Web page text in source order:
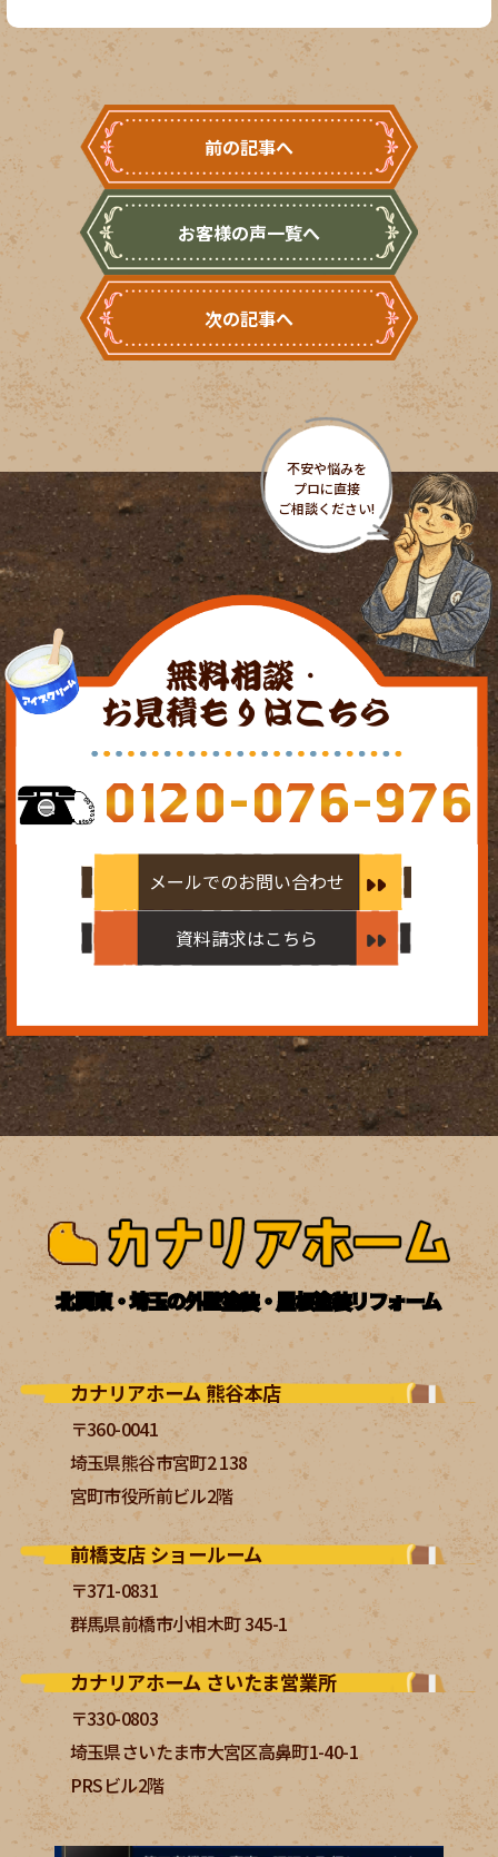
前の記事へ
お客様の声一覧へ
次の記事へ
無料相談・
お見積もりはこちら
0120-076-976
メールでのお問い合わせ
資料請求はこちら
北関東・埼玉の外壁塗装・屋根塗装リフォーム
カナリアホーム 熊谷本店
〒360-0041
埼玉県熊谷市宮町2 138
宮町市役所前ビル2階
前橋支店 ショールーム
〒371-0831
群馬県前橋市小相木町 345-1
カナリアホーム さいたま営業所
〒330-0803
埼玉県さいたま市大宮区高鼻町1-40-1
PRSビル2階